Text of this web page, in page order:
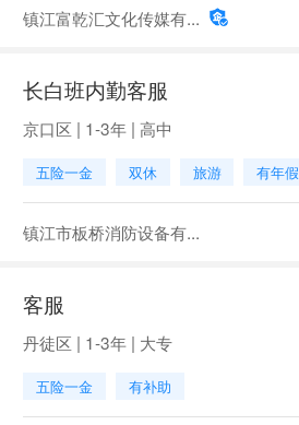
镇江富乾汇文化传媒有...
长白班内勤客服
京口区 | 1-3年 | 高中
五险一金 双休 旅游 有年假
镇江市板桥消防设备有...
客服
丹徒区 | 1-3年 | 大专
五险一金 有补助